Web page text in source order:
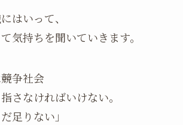
はいって、
気持ちを聞いていきます。
争社会
さなければいけない。
足りない」